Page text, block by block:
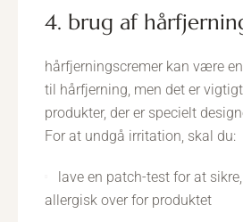
4. brug af
hårfjerningscremer kan være
til hårfjerning, men det er
produkter, der er specielt
For at undgå irritation, skal du:
lave en patch-test for at
allergisk over for produktet